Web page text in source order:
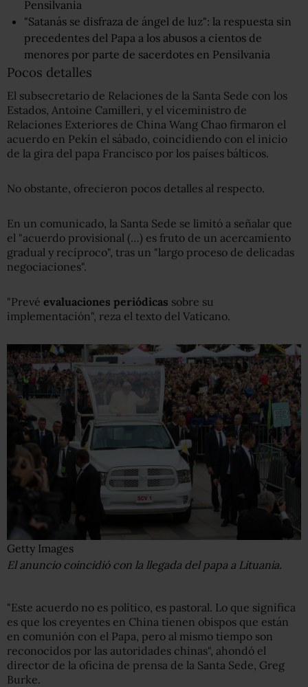
Pensilvania
"Satanás se disfraza de ángel de luz": la respuesta sin
precedentes del Papa a los abusos a cientos de
menores por parte de sacerdotes en Pensilvania
Pocos detalles
El subsecretario de Relaciones de la Santa Sede con los
Estados, Antoine Camilleri, y el viceministro de
Relaciones Exteriores de China Wang Chao firmaron el
acuerdo en Pekín el sábado, coincidiendo con el inicio
de la gira del papa Francisco por los países bálticos.
No obstante, ofrecieron pocos detalles al respecto.
En un comunicado, la Santa Sede se limitó a señalar que
el "acuerdo provisional (…) es fruto de un acercamiento
gradual y recíproco", tras un "largo proceso de delicadas
negociaciones".
"Prevé evaluaciones periódicas sobre su
implementación", reza el texto del Vaticano.
Getty Images
El anuncio coincidió con la llegada del papa a Lituania.
"Este acuerdo no es político, es pastoral. Lo que significa
es que los creyentes en China tienen obispos que están
en comunión con el Papa, pero al mismo tiempo son
reconocidos por las autoridades chinas", ahondó el
director de la oficina de prensa de la Santa Sede, Greg
Burke.